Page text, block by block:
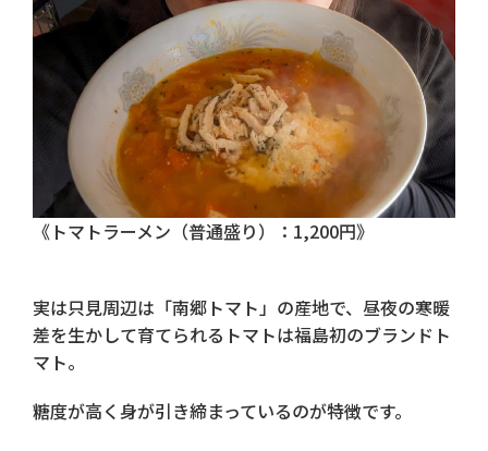
《トマトラーメン（普通盛り）：1,200円》
実は只見周辺は「南郷トマト」の産地で、昼夜の寒暖
差を生かして育てられるトマトは福島初のブランドト
マト。
糖度が高く身が引き締まっているのが特徴です。